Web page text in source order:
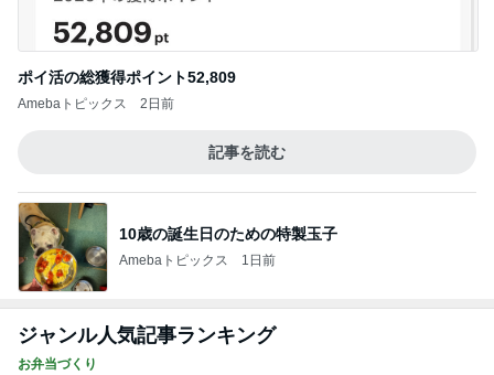
ポイ活の総獲得ポイント52,809
Amebaトピックス 2日前
記事を読む
10歳の誕生日のための特製玉子
Amebaトピックス 1日前
ジャンル人気記事ランキング
お弁当づくり